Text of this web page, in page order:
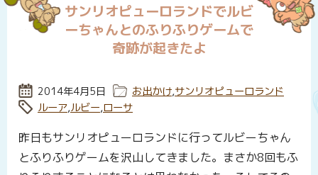
サンリオピューロランドでルビ
ーちゃんとのふりふりゲームで
奇跡が起きたよ
投稿日:
2014年4月5日 カテゴリー:
お出かけ,サンリオピューロランド
タグ:
ルーア,ルビー,ローサ
昨日もサンリオピューロランドに行ってルビーちゃん
とふりふりゲームを沢山してきました。まさか8回もふ